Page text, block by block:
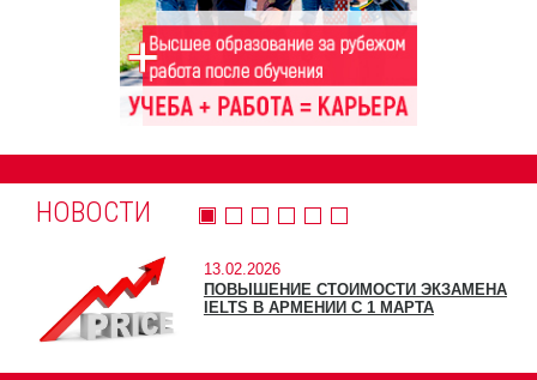
НОВОСТИ
13.02.2026
ПОВЫШЕНИЕ СТОИМОСТИ ЭКЗАМЕНА
IELTS В АРМЕНИИ С 1 МАРТА